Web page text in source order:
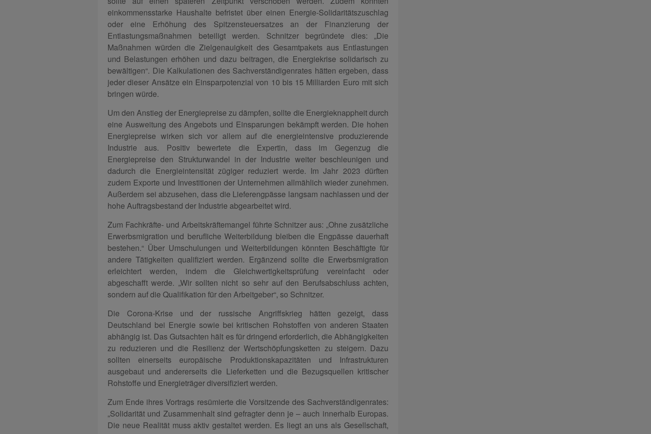
einkommensstarke Haushalte befristet über einen Energie-Solidaritätszuschlag
oder eine Erhöhung des Spitzensteuersatzes an der Finanzierung der
Entlastungsmaßnahmen beteiligt werden. Schnitzer begründete dies: „Die
Maßnahmen würden die Zielgenauigkeit des Gesamtpakets aus Entlastungen
und Belastungen erhöhen und dazu beitragen, die Energiekrise solidarisch zu
bewältigen“. Die Kalkulationen des Sachverständigenrates hätten ergeben, dass
jeder dieser Ansätze ein Einsparpotenzial von 10 bis 15 Milliarden Euro mit sich
bringen würde.
Um den Anstieg der Energiepreise zu dämpfen, sollte die Energieknappheit durch
eine Ausweitung des Angebots und Einsparungen bekämpft werden. Die hohen
Energiepreise wirken sich vor allem auf die energieintensive produzierende
Industrie aus. Positiv bewertete die Expertin, dass im Gegenzug die
Energiepreise den Strukturwandel in der Industrie weiter beschleunigen und
dadurch die Energieintensität zügiger reduziert werde. Im Jahr 2023 dürften
zudem Exporte und Investitionen der Unternehmen allmählich wieder zunehmen.
Außerdem sei abzusehen, dass die Lieferengpässe langsam nachlassen und der
hohe Auftragsbestand der Industrie abgearbeitet wird.
Zum Fachkräfte- und Arbeitskräftemangel führte Schnitzer aus: „Ohne zusätzliche
Erwerbsmigration und berufliche Weiterbildung bleiben die Engpässe dauerhaft
bestehen.“ Über Umschulungen und Weiterbildungen könnten Beschäftigte für
andere Tätigkeiten qualifiziert werden. Ergänzend sollte die Erwerbsmigration
erleichtert werden, indem die Gleichwertigkeitsprüfung vereinfacht oder
abgeschafft werde. „Wir sollten nicht so sehr auf den Berufsabschluss achten,
sondern auf die Qualifikation für den Arbeitgeber“, so Schnitzer.
Die Corona-Krise und der russische Angriffskrieg hätten gezeigt, dass
Deutschland bei Energie sowie bei kritischen Rohstoffen von anderen Staaten
abhängig ist. Das Gutsachten hält es für dringend erforderlich, die Abhängigkeiten
zu reduzieren und die Resilienz der Wertschöpfungsketten zu steigern. Dazu
sollten einerseits europäische Produktionskapazitäten und Infrastrukturen
ausgebaut und andererseits die Lieferketten und die Bezugsquellen kritischer
Rohstoffe und Energieträger diversifiziert werden.
Zum Ende ihres Vortrags resümierte die Vorsitzende des Sachverständigenrates:
„Solidarität und Zusammenhalt sind gefragter denn je – auch innerhalb Europas.
Die neue Realität muss aktiv gestaltet werden. Es liegt an uns als Gesellschaft,